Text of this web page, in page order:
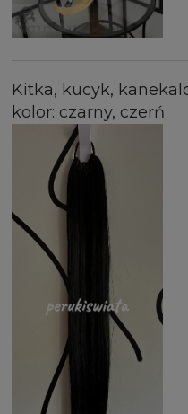
Kitka, kucyk,
kolor: czarny, czerń